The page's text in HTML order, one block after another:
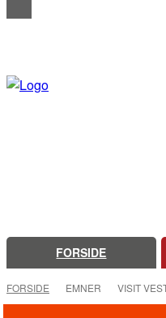
FORSIDE
FORSIDE EMNER VISIT